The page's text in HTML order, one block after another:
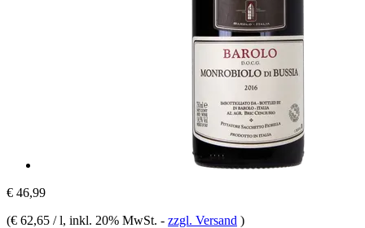
€ 46,99
(€ 62,65 / l, inkl. 20% MwSt. - zzgl. Versand )